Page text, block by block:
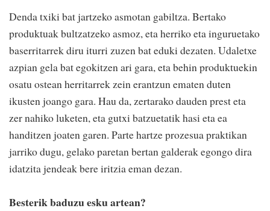
Denda txiki bat jartzeko asmotan gabiltza. Bertako
produktuak bultzatzeko asmoz, eta herriko eta inguruetako
baserritarrek diru iturri zuzen bat eduki dezaten. Udaletxe
azpian gela bat egokitzen ari gara, eta behin produktuekin
osatu ostean herritarrek zein erantzun ematen duten
ikusten joango gara. Hau da, zertarako dauden prest eta
zer nahiko luketen, eta gutxi batzuetatik hasi eta ea
handitzen joaten garen. Parte hartze prozesua praktikan
jarriko dugu, gelako paretan bertan galderak egongo dira
idatzita jendeak bere iritzia eman dezan.
Besterik baduzu esku artean?